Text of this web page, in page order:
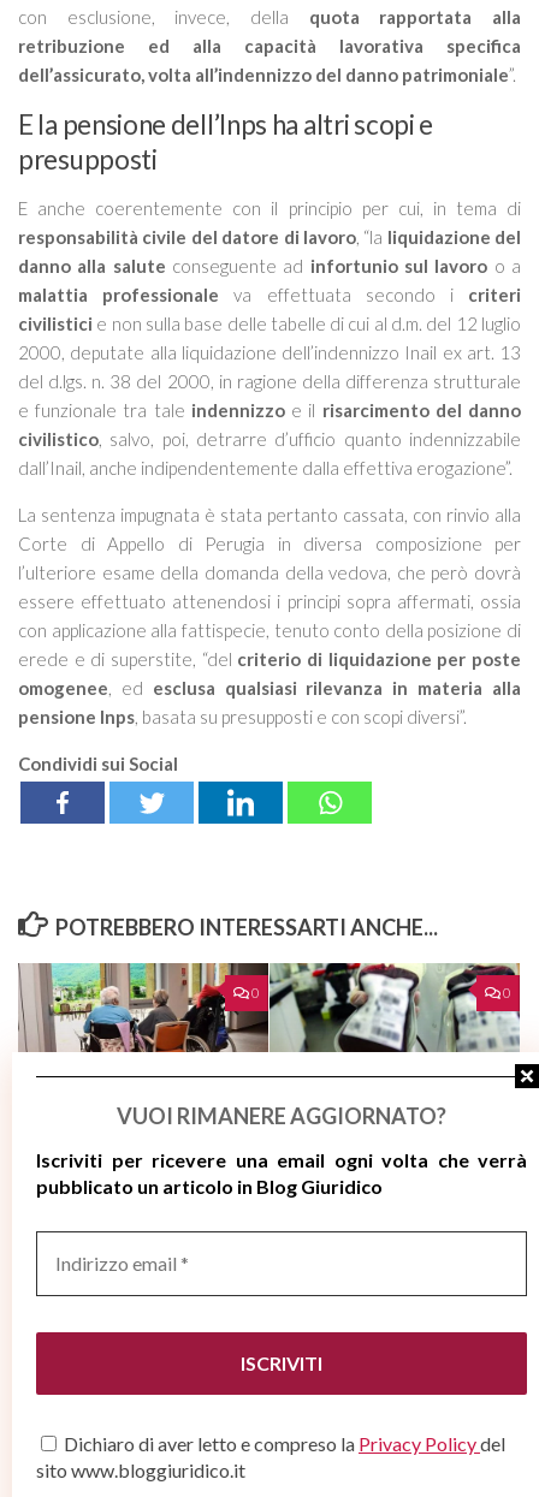
con esclusione, invece, della quota rapportata alla
retribuzione ed alla capacità lavorativa specifica
dell’assicurato, volta all’indennizzo del danno patrimoniale”.
E la pensione dell’Inps ha altri scopi e
presupposti
E anche coerentemente con il principio per cui, in tema di
responsabilità civile del datore di lavoro, “la liquidazione del
danno alla salute conseguente ad infortunio sul lavoro o a
malattia professionaleva effettuata secondo i criteri
civilistici e non sulla base delle tabelle di cui al d.m. del 12 luglio
2000, deputate alla liquidazione dell’indennizzo Inail ex art. 13
del d.lgs. n. 38 del 2000, in ragione della differenza strutturale
e funzionale tra tale indennizzoe il risarcimento del danno
civilistico, salvo, poi, detrarre d’ufficio quanto indennizzabile
dall’Inail, anche indipendentemente dalla effettiva erogazione”.
La sentenza impugnata è stata pertanto cassata, con rinvio alla
Corte di Appello di Perugia in diversa composizione per
l’ulteriore esame della domanda della vedova, che però dovrà
essere effettuato attenendosi i principi sopra affermati, ossia
con applicazione alla fattispecie, tenuto conto della posizione di
erede e di superstite, “del criterio di liquidazione per poste
omogenee, ed esclusa qualsiasi rilevanza in materia alla
pensione Inps, basata su presupposti e con scopi diversi”.
VUOI RIMANERE AGGIORNATO?
Iscriviti per ricevere una email ogni volta che verrà
pubblicato un articolo in Blog Giuridico
email
Dichiaro di aver letto e compreso la Privacy Policydel
sito www.bloggiuridico.it
Condividi sui Social
POTREBBERO INTERESSARTI ANCHE...
0
La casa di cura è
causati ai propri pazienti
0
Il rifiuto di sottoporsi a
motivi religiosi non può
incidere sul risarcimento